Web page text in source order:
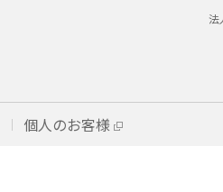
法
個人のお客様